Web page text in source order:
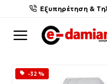
Εξυπηρέτηση &
-32 %